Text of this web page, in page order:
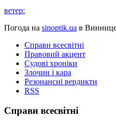
ветер:
Погода на sinoptik.ua в
Справи всесвітні
Правовий акцент
Судові хроніки
Злочин і кара
Резонансні вердикти
RSS
Справи всесвітні